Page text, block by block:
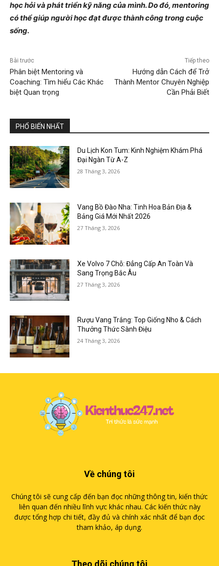
học hỏi và phát triển kỹ năng của mình. Do đó, mentoring
có thể giúp người học đạt được thành công trong cuộc
sống.
Bài trước
Phân biệt Mentoring và
Coaching: Tìm hiểu Các Khác
biệt Quan trọng
Tiếp theo
Hướng dẫn Cách để Trở
Thành Mentor Chuyên Nghiệp
Cần Phải Biết
PHỔ BIẾN NHẤT
Du Lịch Kon Tum: Kinh Nghiệm Khám Phá
Đại Ngàn Từ A-Z
28 Tháng 3, 2026
Vang Bồ Đào Nha: Tinh Hoa Bản Địa &
Bảng Giá Mới Nhất 2026
27 Tháng 3, 2026
Xe Volvo 7 Chỗ: Đẳng Cấp An Toàn Và
Sang Trọng Bắc Âu
27 Tháng 3, 2026
Rượu Vang Trắng: Top Giống Nho & Cách
Thưởng Thức Sành Điệu
24 Tháng 3, 2026
Về chúng tôi
Chúng tôi sẽ cung cấp đến bạn đọc những thông tin, kiến thức
liên quan đến nhiều lĩnh vực khác nhau. Các kiến thức này
được tổng hợp chi tiết, đầy đủ và chính xác nhất để bạn đọc
tham khảo, áp dụng.
Theo dõi chúng tôi